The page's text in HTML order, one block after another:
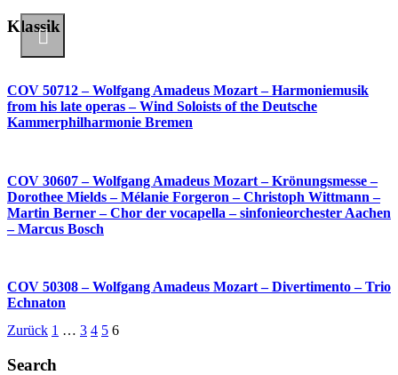
Klassik
COV 50712 – Wolfgang Amadeus Mozart – Harmoniemusik
from his late operas – Wind Soloists of the Deutsche
Kammerphilharmonie Bremen
COV 30607 – Wolfgang Amadeus Mozart – Krönungsmesse –
Dorothee Mields – Mélanie Forgeron – Christoph Wittmann –
Martin Berner – Chor der vocapella – sinfonieorchester Aachen
– Marcus Bosch
COV 50308 – Wolfgang Amadeus Mozart – Divertimento – Trio
Echnaton
Zurück 1 … 3 4 5 6
Search